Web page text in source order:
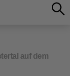
auf dem